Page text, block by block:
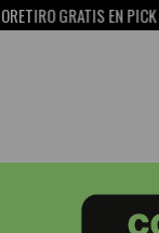
GRATIS EN PICK UP